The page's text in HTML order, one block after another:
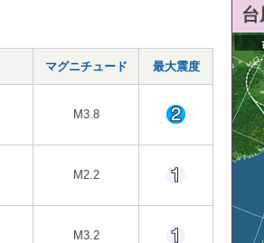
マグニチュード 最大震度
M3.8
M2.2
M3.2